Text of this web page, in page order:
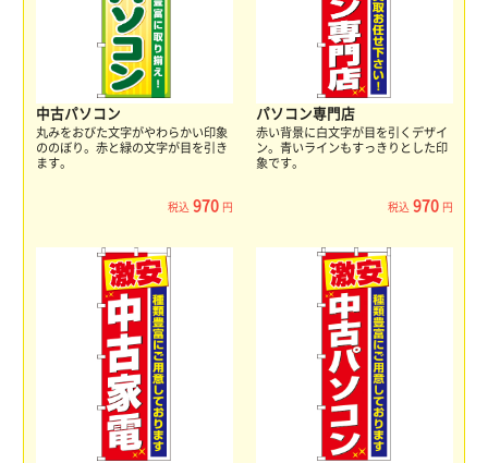
中古パソコン
丸みをおびた文字がやわらかい印象
ののぼり。赤と緑の文字が目を引き
ます。
税込 970 円
パソコン専門店
赤い背景に白文字が目を引くデザイ
ン。青いラインもすっきりとした印
象です。
税込 970 円